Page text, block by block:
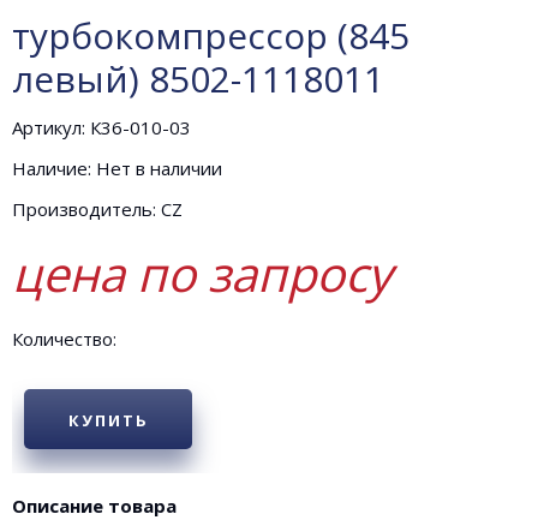
турбокомпрессор (845
левый) 8502-1118011
Артикул: К36-010-03
Наличие: Нет в наличии
Производитель: CZ
цена по запросу
Количество:
КУПИТЬ
Описание товара